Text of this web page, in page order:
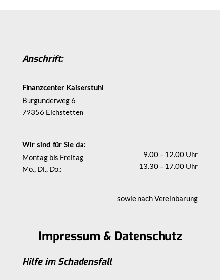
Anschrift:
Finanzcenter Kaiserstuhl
Burgunderweg 6
79356 Eichstetten
Wir sind für Sie da:
Montag bis Freitag
Mo., Di., Do.:
9.00 – 12.00 Uhr
13.30 – 17.00 Uhr
sowie nach Vereinbarung
Impressum & Datenschutz
Hilfe im Schadensfall